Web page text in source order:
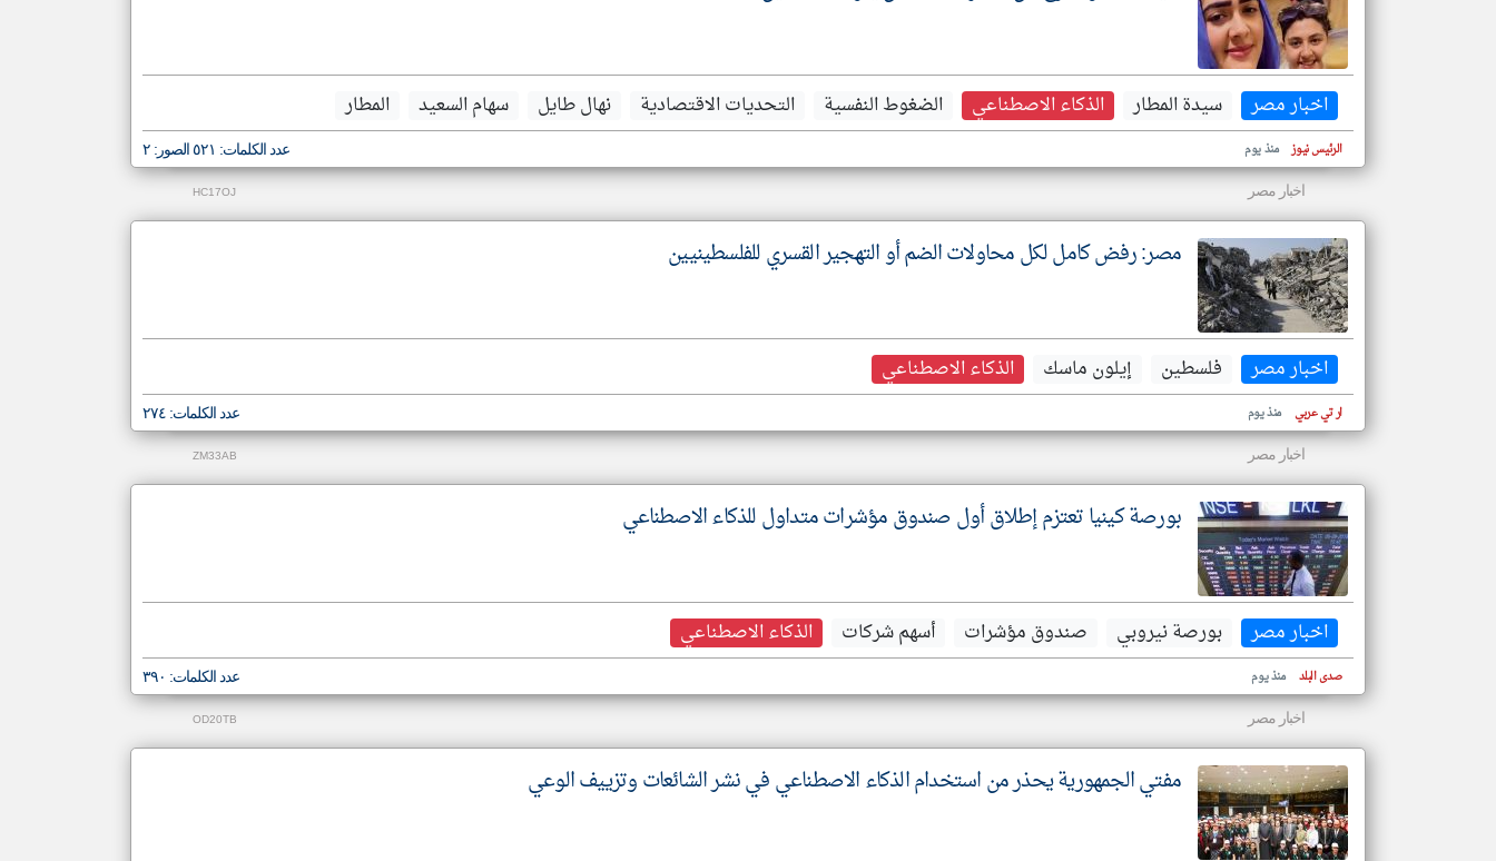
اخبار مصر سيدة المطار الذكاء الاصطناعي الضغوط النفسية التحديات الاقتصادية نهال طايل سهام السعيد المطار
الرئيس نيوز منذ يوم عدد الكلمات: ٥٢١ الصور: ٢
اخبار مصر HC17OJ
مصر: رفض كامل لكل محاولات الضم أو التهجير القسري للفلسطينيين
اخبار مصر فلسطين إيلون ماسك الذكاء الاصطناعي
ار تي عربي منذ يوم عدد الكلمات: ٢٧٤
اخبار مصر ZM33AB
بورصة كينيا تعتزم إطلاق أول صندوق مؤشرات متداول للذكاء الاصطناعي
اخبار مصر بورصة نيروبي صندوق مؤشرات أسهم شركات الذكاء الاصطناعي
صدى البلد منذ يوم عدد الكلمات: ٣٩٠
اخبار مصر OD20TB
مفتي الجمهورية يحذر من استخدام الذكاء الاصطناعي في نشر الشائعات وتزييف الوعي